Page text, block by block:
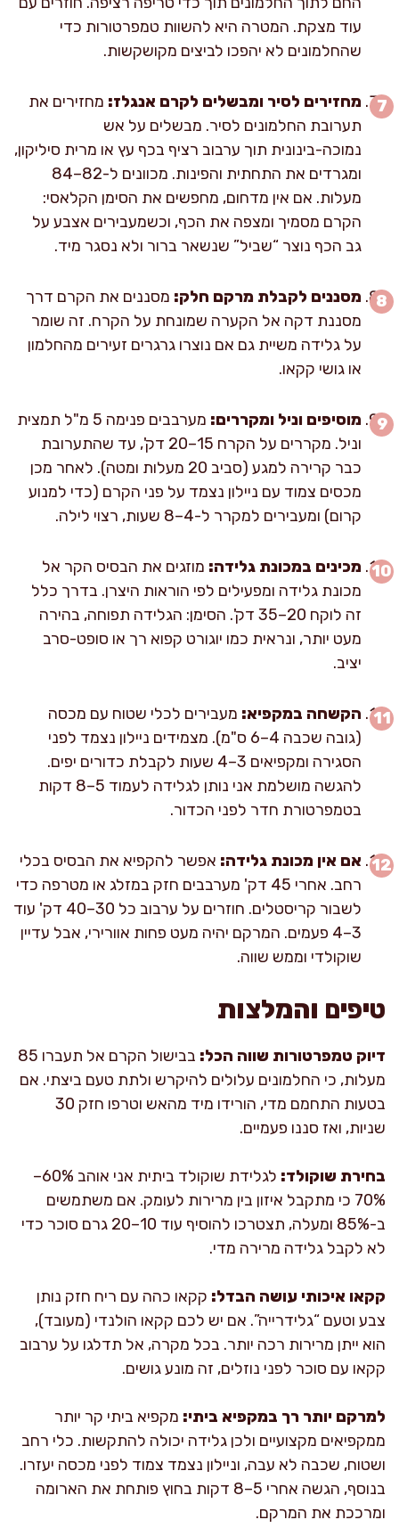
עוד מצקת. המטרה היא להשוות טמפרטורות כדי
שהחלמונים לא יהפכו לביצים מקושקשות.
מחזירים לסיר ומבשלים לקרם אנגלז: מחזירים את
תערובת החלמונים לסיר. מבשלים על אש
נמוכה-בינונית תוך ערבוב רציף בכף עץ או מרית סיליקון,
ומגרדים את התחתית והפינות. מכוונים ל-82–84
מעלות. אם אין מדחום, מחפשים את הסימן הקלאסי:
הקרם מסמיך ומצפה את הכף, וכשמעבירים אצבע על
גב הכף נוצר “שביל” שנשאר ברור ולא נסגר מיד.
מסננים לקבלת מרקם חלק: מסננים את הקרם דרך
מסננת דקה אל הקערה שמונחת על הקרח. זה שומר
על גלידה משיית גם אם נוצרו גרגרים זעירים מהחלמון
או גושי קקאו.
מוסיפים וניל ומקררים:
מערבבים פנימה 5 מ"ל תמצית
וניל. מקררים על הקרח 15–20 דק', עד שהתערובת
כבר קרירה למגע (סביב 20 מעלות ומטה). לאחר מכן
מכסים צמוד עם ניילון נצמד על פני הקרם (כדי למנוע
קרום) ומעבירים למקרר ל-4–8 שעות, רצוי לילה.
מכינים במכונת גלידה: מוזגים את הבסיס הקר אל
מכונת גלידה ומפעילים לפי הוראות היצרן. בדרך כלל
זה לוקח 20–35 דק'. הסימן: הגלידה תפוחה, בהירה
מעט יותר, ונראית כמו יוגורט קפוא רך או סופט-סרב
יציב.
הקשחה במקפיא: מעבירים לכלי שטוח עם מכסה
(גובה שכבה 4–6 ס"מ). מצמידים ניילון נצמד לפני
הסגירה ומקפיאים 3–4 שעות לקבלת כדורים יפים.
להגשה מושלמת אני נותן לגלידה לעמוד 5–8 דקות
בטמפרטורת חדר לפני הכדור.
אם אין מכונת גלידה: אפשר להקפיא את הבסיס בכלי
רחב. אחרי 45 דק' מערבבים חזק במזלג או מטרפה כדי
לשבור קריסטלים. חוזרים על ערבוב כל 30–40 דק' עוד
3–4 פעמים. המרקם יהיה מעט פחות אוורירי, אבל עדיין
שוקולדי וממש שווה.
טיפים והמלצות
דיוק טמפרטורות שווה הכל:
בבישול הקרם אל תעברו 85
מעלות, כי החלמונים עלולים להיקרש ולתת טעם ביצתי. אם
בטעות התחמם מדי, הורידו מיד מהאש וטרפו חזק 30
שניות, ואז סננו פעמיים.
בחירת שוקולד:
לגלידת שוקולד ביתית אני אוהב 60%–
70% כי מתקבל איזון בין מרירות לעומק. אם משתמשים
ב-85% ומעלה, תצטרכו להוסיף עוד 10–20 גרם סוכר כדי
לא לקבל גלידה מרירה מדי.
קקאו איכותי עושה הבדל: קקאו כהה עם ריח חזק נותן
צבע וטעם “גלידרייה”. אם יש לכם קקאו הולנדי (מעובד),
הוא ייתן מרירות רכה יותר. בכל מקרה, אל תדלגו על ערבוב
קקאו עם סוכר לפני נוזלים, זה מונע גושים.
למרקם יותר רך במקפיא ביתי: מקפיא ביתי קר יותר
ממקפיאים מקצועיים ולכן גלידה יכולה להתקשות. כלי רחב
ושטוח, שכבה לא עבה, וניילון נצמד צמוד לפני מכסה יעזרו.
בנוסף, הגשה אחרי 5–8 דקות בחוץ פותחת את הארומה
ומרככת את המרקם.